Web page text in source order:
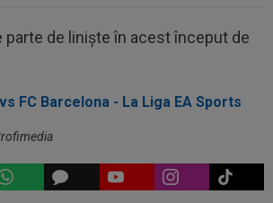
parte de liniște în acest început de